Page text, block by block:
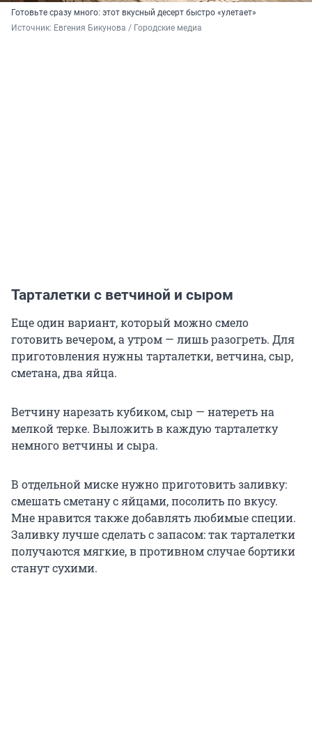
Готовьте сразу много: этот вкусный десерт быстро «улетает»
Источник: Евгения Бикунова / Городские медиа
Тарталетки с ветчиной и сыром
Еще один вариант, который можно смело
готовить вечером, а утром — лишь разогреть. Для
приготовления нужны тарталетки, ветчина, сыр,
сметана, два яйца.
Ветчину нарезать кубиком, сыр — натереть на
мелкой терке. Выложить в каждую тарталетку
немного ветчины и сыра.
В отдельной миске нужно приготовить заливку:
смешать сметану с яйцами, посолить по вкусу.
Мне нравится также добавлять любимые специи.
Заливку лучше сделать с запасом: так тарталетки
получаются мягкие, в противном случае бортики
станут сухими.